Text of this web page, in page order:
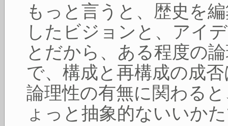
もっと言うと、歴史を
したビジョンと、アイ
とだから、ある程度の
で、構成と再構成の成
論理性の有無に関わる
ょっと抽象的ないいか